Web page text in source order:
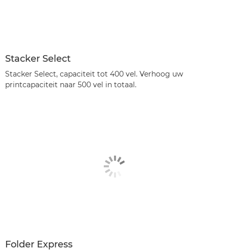
Stacker Select
Stacker Select, capaciteit tot 400 vel. Verhoog uw
printcapaciteit naar 500 vel in totaal.
Folder Express